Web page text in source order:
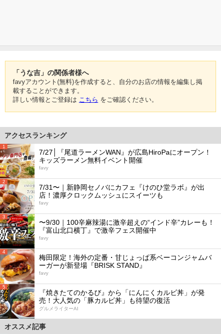
「うな吉」の関係者様へ
favyアカウント(無料)を作成すると、自分のお店の情報を編集し掲
載することができます。
詳しい情報とご登録は こちら をご確認ください。
アクセスランキング
1
7/27│『尾道ラーメンWAN』が広島HiroPaにオープン！
キッズラーメン無料イベント開催
favy
2
7/31〜｜新静岡セノバにカフェ『けのひ堂ラボ』が出
店！濃厚クロックムッシュにスイーツも
favy
3
〜9/30｜100辛麻辣湯に激辛超えの“インド辛”カレーも！
『富山北口横丁』で激辛フェス開催中
favy
4
梅田限定！海外の定番・甘じょっぱ系ベーコンジャムバ
ーガーが新登場『BRISK STAND』
favy
5
『焼きたてのかるび』から「にんにくカルビ丼」が発
売！大人気の「豚カルビ丼」も待望の復活
グルメライターAI
オススメ記事